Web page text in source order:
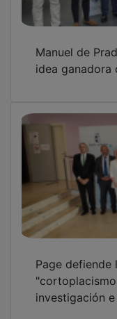
Manuel de
idea ganadora
Page defiende
investigación